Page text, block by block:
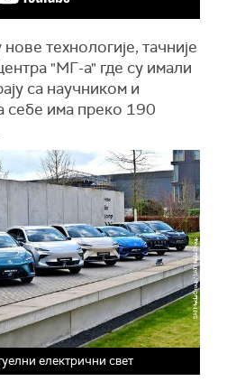
технологије, тачније
"МГ-а" где су имали
са научником и
себе има преко 190
електрични свет